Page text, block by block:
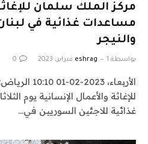
مركز الملك سلمان
مساعدات غذائية في
والنيجر
بواسطة eshrag 1 فبراير، 2023 0
الأربعاء،
غذائية للاجئين السوريين في…